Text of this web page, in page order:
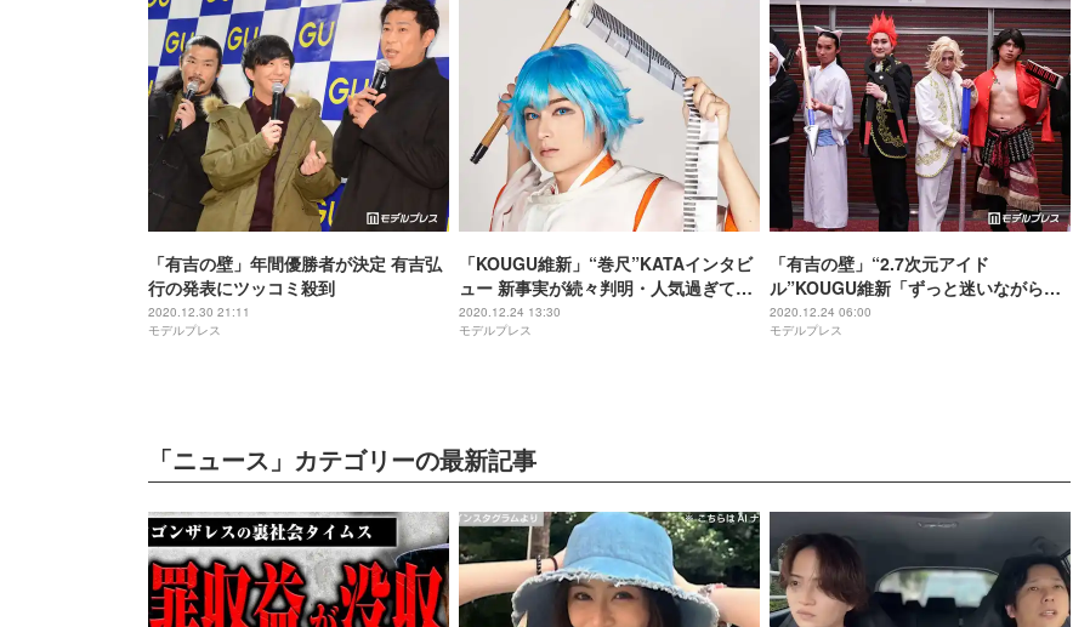
「有吉の壁」年間優勝者が決定 有吉弘
行の発表にツッコミ殺到
2020.12.30 21:11
モデルプレス
「KOUGU維新」“巻尺”KATAインタビ
ュー 新事実が続々判明・人気過ぎて事
件も…「一番ぶつかる」宮布いつきと
の関係も語る
2020.12.24 13:30
モデルプレス
「有吉の壁」“2.7次元アイド
ル”KOUGU維新「ずっと迷いながら進
んでいる」きつねらが語る今後の野望
とは 参戦して欲しい芸人も実名指名
2020.12.24 06:00
モデルプレス
「ニュース」カテゴリーの最新記事